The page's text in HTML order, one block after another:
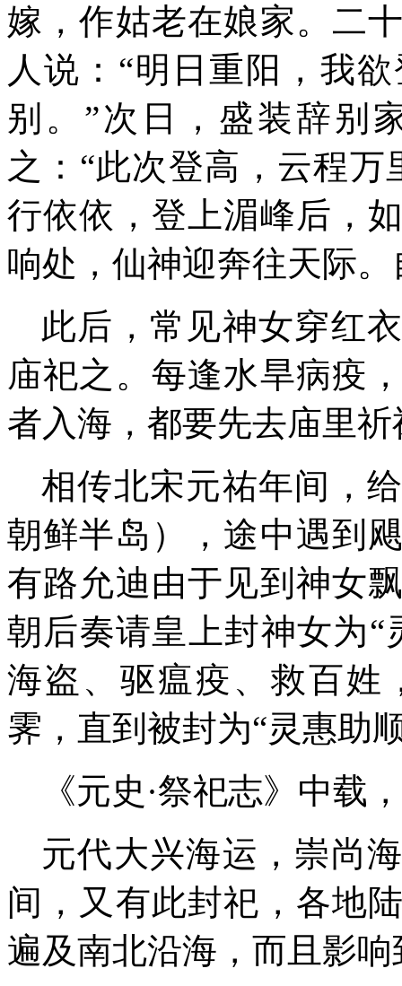
嫁，作姑老在娘家。 二
人说： “明日重阳，我
别。 ”次日， 盛装辞别
之： “此次登高，云程万
行依依，登上湄峰后，
响处 ，仙神迎奔往天际。
此后， 常见神女穿红
庙祀之。每逢水旱病疫
者入海，都要先去庙里
相传北宋元祐年间，
朝鲜半岛），途中遇到
有路允迪由于见到神女
朝后奏请皇上封神女为“
海盗、驱瘟疫、救百姓
霁，直到被封为“灵惠助
《元史·祭祀志》中载
元代大兴海运，崇尚
间，又有此封祀，各地
遍及南北沿海，而且影